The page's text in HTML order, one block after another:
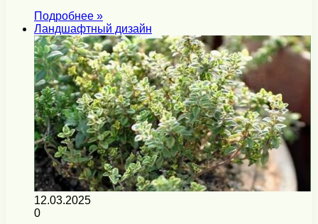
Подробнее »
Ландшафтный дизайн
12.03.2025
0